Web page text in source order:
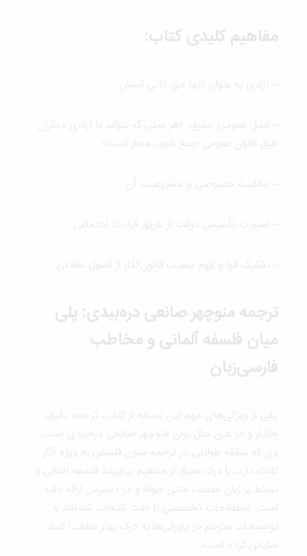
مفاهیم کلیدی کتاب:
آزادی به عنوان تنها حق ذاتی انسان
اصل عمومی حقوق: «هر عملی که بتواند با آزادی دیگران
طبق قانون عمومی جمع شود، مجاز است»
مالکیت خصوصی و مشروعیت آن
ضرورت تأسیس دولت از طریق قرارداد اجتماعی
تفکیک قوا و لزوم تبعیت قانون‌گذار از اصول عقلانی
ترجمه منوچهر صانعی دره‌بیدی: پلی
میان فلسفه آلمانی و مخاطب
فارسی‌زبان
یکی از ویژگی‌های مهم این نسخه از کتاب، ترجمه دقیق،
وفادار و در عین حال روان منوچهر صانعی دره‌بیدی است.
وی که سابقه طولانی در ترجمه متون فلسفی به ویژه آثار
کانت دارد، با درک عمیق از مفاهیم پیچیدهٔ فلسفه آلمانی و
تسلط بر زبان مقصد، متنی خوانا و در دسترس ارائه داده
است. اصطلاحات تخصصی با دقت انتخاب شده‌اند و
توضیحات مترجم در پاورقی‌ها به درک بهتر مطالب کمک
شایانی کرده است.